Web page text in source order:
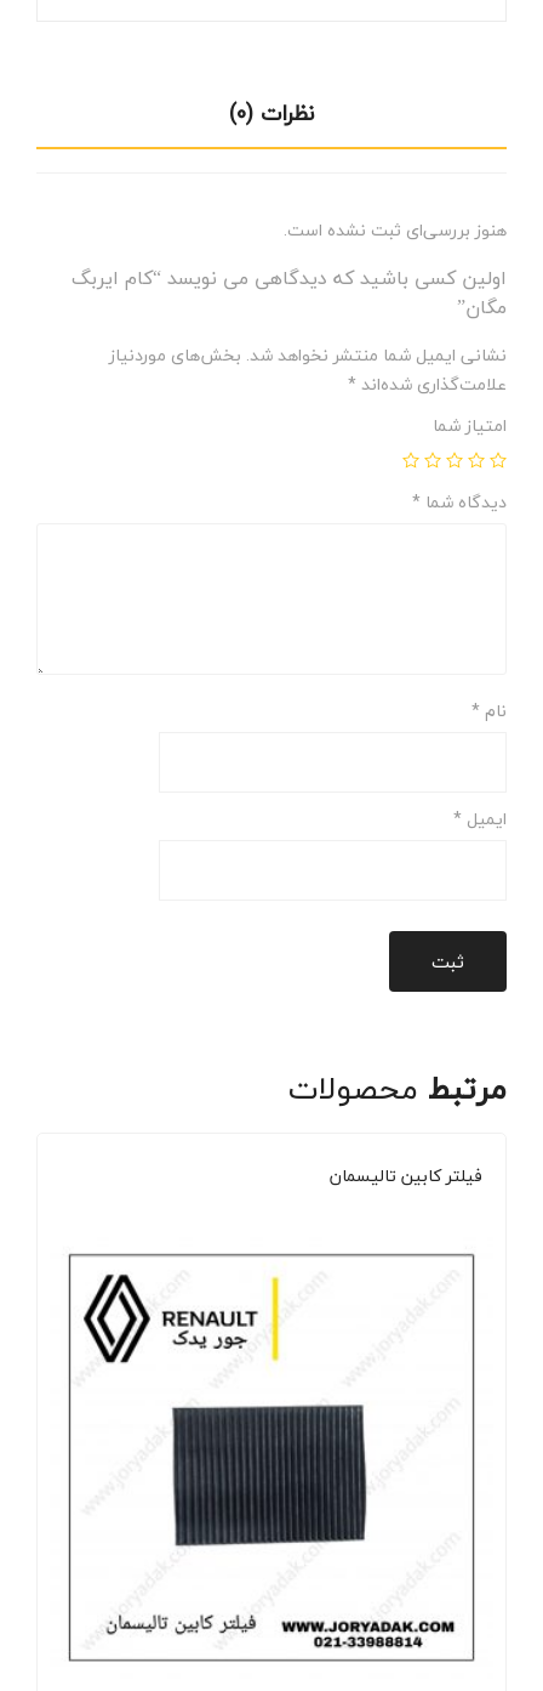
نظرات (0)
هنوز بررسی‌ای ثبت نشده است.
اولین کسی باشید که دیدگاهی می نویسد “کام ایربگ
مگان”
نشانی ایمیل شما منتشر نخواهد شد. بخش‌های موردنیاز
علامت‌گذاری شده‌اند *
امتیاز شما
دیدگاه شما *
نام *
ایمیل *
مرتبط محصولات
فیلتر کابین تالیسمان